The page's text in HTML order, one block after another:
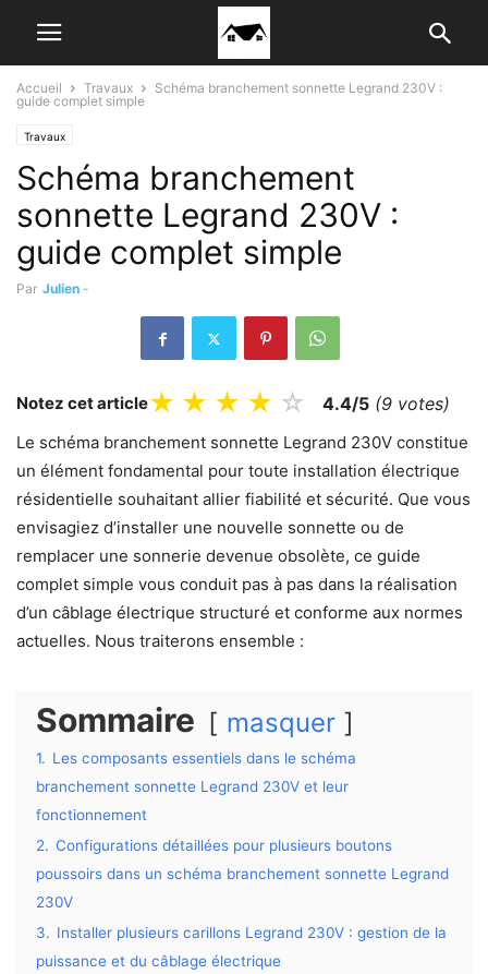
Accueil Travaux
Schéma branchement sonnette Legrand 230V :
guide complet simple
Travaux
Schéma branchement
sonnette Legrand 230V :
guide complet simple
Par Julien -
Notez cet article★ ★ ★ ★ ☆ 4.4/5 (9 votes)
Le schéma branchement sonnette Legrand 230V constitue
un élément fondamental pour toute installation électrique
résidentielle souhaitant allier fiabilité et sécurité. Que vous
envisagiez d’installer une nouvelle sonnette ou de
remplacer une sonnerie devenue obsolète, ce guide
complet simple vous conduit pas à pas dans la réalisation
d’un câblage électrique structuré et conforme aux normes
actuelles. Nous traiterons ensemble :
Sommaire masquer
1. Les composants essentiels dans le schéma
branchement sonnette Legrand 230V et leur
fonctionnement
2. Configurations détaillées pour plusieurs boutons
poussoirs dans un schéma branchement sonnette Legrand
230V
3. Installer plusieurs carillons Legrand 230V : gestion de la
puissance et du câblage électrique